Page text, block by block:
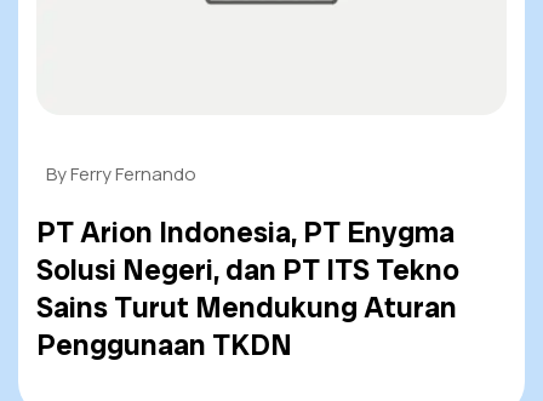
By Ferry Fernando
PT Arion Indonesia, PT Enygma
Solusi Negeri, dan PT ITS Tekno
Sains Turut Mendukung Aturan
Penggunaan TKDN